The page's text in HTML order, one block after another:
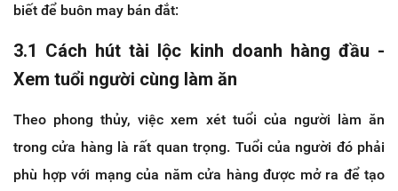
biết để buôn may bán đắt:
3.1 Cách hút tài lộc kinh doanh hàng đầu -
Xem tuổi người cùng làm ăn
Theo phong thủy, việc xem xét tuổi của người làm ăn
trong cửa hàng là rất quan trọng. Tuổi của người đó phải
phù hợp với mạng của năm cửa hàng được mở ra để tạo